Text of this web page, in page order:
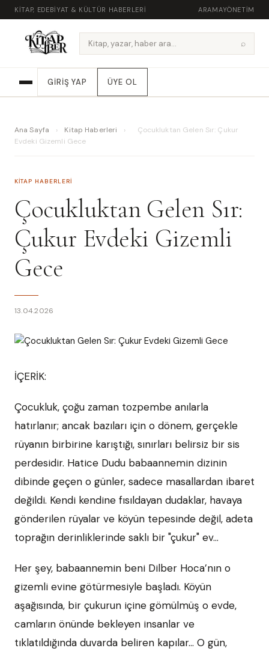
KITAP, EDEBIYAT & KÜLTÜR HABERLERI ARAMAYÖNETIM
⌕
GIRIŞ YAP ÜYE OL
Ana Sayfa › Kitap Haberleri ›
Çocukluktan Gelen Sır: Çukur
Evdeki Gizemli Gece
KITAP HABERLERI
Çocukluktan Gelen Sır:
Çukur Evdeki Gizemli
Gece
13.04.2026
İÇERİK:
Çocukluk, çoğu zaman tozpembe anılarla
hatırlanır; ancak bazıları için o dönem, gerçekle
rüyanın birbirine karıştığı, sınırları belirsiz bir sis
perdesidir. Hatice Dudu babaannemin dizinin
dibinde geçen o günler, sadece masallardan ibaret
değildi. Kendi kendine fısıldayan dudaklar, havaya
gönderilen rüyalar ve köyün tepesinde değil, adeta
toprağın derinliklerinde saklı bir "çukur" ev...
Her şey, babaannemin beni Dilber Hoca’nın o
gizemli evine götürmesiyle başladı. Köyün
aşağısında, bir çukurun içine gömülmüş o evde,
camların önünde bekleyen insanlar ve
tıklatıldığında duvarda beliren kapılar... O gün,